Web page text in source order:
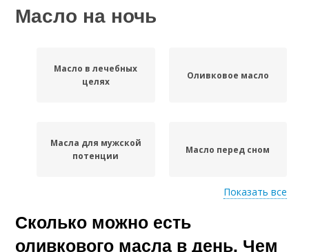
Масло на ночь
Масло в лечебных
целях
Оливковое масло
Масла для мужской
потенции
Масло перед сном
Масла для лица
Показать все
Сколько можно есть
оливкового масла в день. Чем